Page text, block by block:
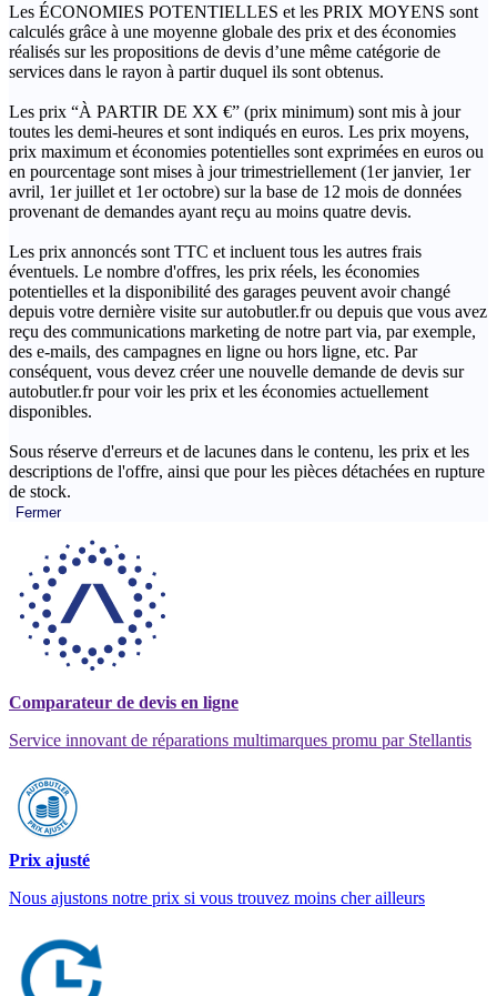
Les ÉCONOMIES POTENTIELLES et les PRIX MOYENS sont
calculés grâce à une moyenne globale des prix et des économies
réalisés sur les propositions de devis d’une même catégorie de
services dans le rayon à partir duquel ils sont obtenus.
Les prix “À PARTIR DE XX €” (prix minimum) sont mis à jour
toutes les demi-heures et sont indiqués en euros. Les prix moyens,
prix maximum et économies potentielles sont exprimées en euros ou
en pourcentage sont mises à jour trimestriellement (1er janvier, 1er
avril, 1er juillet et 1er octobre) sur la base de 12 mois de données
provenant de demandes ayant reçu au moins quatre devis.
Les prix annoncés sont TTC et incluent tous les autres frais
éventuels. Le nombre d'offres, les prix réels, les économies
potentielles et la disponibilité des garages peuvent avoir changé
depuis votre dernière visite sur autobutler.fr ou depuis que vous avez
reçu des communications marketing de notre part via, par exemple,
des e-mails, des campagnes en ligne ou hors ligne, etc. Par
conséquent, vous devez créer une nouvelle demande de devis sur
autobutler.fr pour voir les prix et les économies actuellement
disponibles.
Sous réserve d'erreurs et de lacunes dans le contenu, les prix et les
descriptions de l'offre, ainsi que pour les pièces détachées en rupture
de stock.
Fermer
Comparateur de devis en ligne
Service innovant de réparations multimarques promu par Stellantis
Prix ajusté
Nous ajustons notre prix si vous trouvez moins cher ailleurs